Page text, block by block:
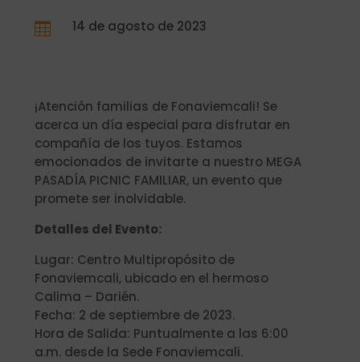
 14 de agosto de 2023
¡Atención familias de Fonaviemcali! Se
acerca un día especial para disfrutar en
compañía de los tuyos. Estamos
emocionados de invitarte a nuestro MEGA
PASADÍA PICNIC FAMILIAR, un evento que
promete ser inolvidable.
Detalles del Evento:
Lugar: Centro Multipropósito de
Fonaviemcali, ubicado en el hermoso
Calima – Darién.
Fecha: 2 de septiembre de 2023.
Hora de Salida: Puntualmente a las 6:00
a.m. desde la Sede Fonaviemcali.